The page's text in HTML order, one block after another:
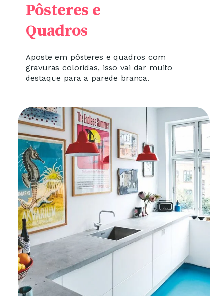
Aposte em pôsteres e quadros com
gravuras coloridas, isso vai dar muito
destaque para a parede branca.
Pôsteres e
Quadros